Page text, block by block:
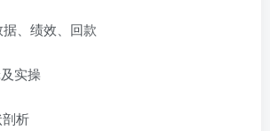
、绩效、回款
实操
析